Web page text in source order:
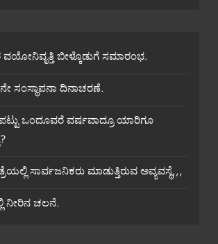
ಬೀಳ್ಕೊಡುಗೆ ಸಮಾರಂಭ.
ಸಂಸ್ಥಾಪನಾ ದಿನಾಚರಣೆ.
ಒಂದೂವರೆ ವರ್ಷವಾದ್ರೂ ಯಾರಿಗೂ
ಸಾರ್ವಜನಿಕರು ಮಾಡುತ್ತಿರುವ ಅವ್ಯವಸ್ಥೆ,,,
ನೀರಿನ ಚಲನೆ.